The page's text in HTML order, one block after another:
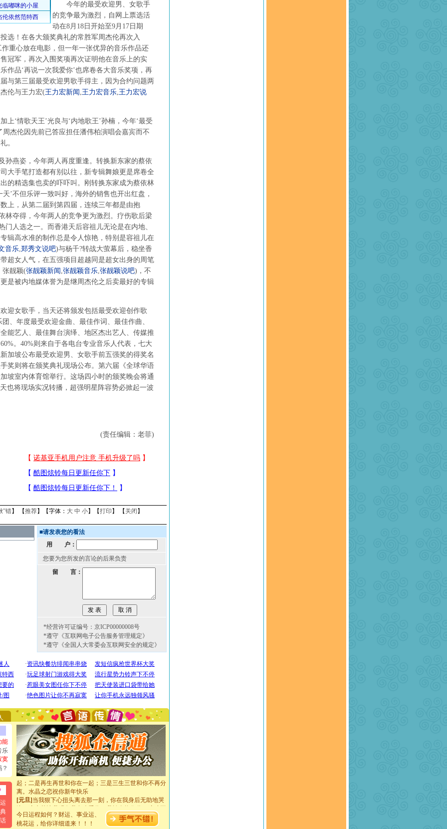
今年的最受欢迎男、女歌手
的竞争最为激烈，自网上票选活
动在8月18日开始至9月17日期
选！在各大颁奖典礼的常胜军周杰伦再次入
重心放在电影，但一年一张优异的音乐作品还
冠军，再次入围奖项再次证明他在音乐上的实
作品‘再说一次我爱你’也席卷各大音乐奖项，再
与第三届最受欢迎男歌手得主，因为合约问题两
伦与王力宏(王力宏新闻 ,王力宏音乐,王力宏说
情歌天王’光良与‘内地歌王’孙楠，今年‘最受
杰伦因先前已答应担任潘伟柏演唱会嘉宾而不
。
燕姿，今年两人再度重逢。转换新东家的蔡依
大手笔打造都有别以往，新专辑舞娘更是席卷全
的精选集也卖的吓吓叫。刚转换东家成为蔡依林
’不但乐评一致叫好，海外的销售也开出红盘，
上，从第二届到第四届，连续三年都是由抱
林夺得，今年两人的竞争更为激烈。疗伤歌后梁
门人选之一。而香港天后容祖儿无论是在内地、
辑高水准的制作总是令人惊艳，特别是容祖儿在
音乐,郑秀文说吧)与杨千?转战大萤幕后，稳坐香
超女人气，在五强项目超越同是超女出身的周笔
张靓颖(张靓颖新闻 ,张靓颖音乐,张靓颖说吧) ，不
是被内地媒体誉为是继周杰伦之后卖最好的专辑
女歌手，当天还将颁发包括最受欢迎创作歌
、年度最受欢迎金曲、最佳作词、最佳作曲、
能艺人、最佳舞台演绎、地区杰出艺人、传媒推
。40%则来自于各电台专业音乐人代表，七大
加坡公布最受欢迎男、女歌手前五强奖的得奖名
奖则将在颁奖典礼现场公布。第六届《全球华语
坡室内体育馆举行。这场四小时的颁奖晚会将通
也将现场实况转播，超强明星阵容势必掀起一波
(责任编辑：老菲)
”错】 【推荐】【字体： 大 中 小】【打印 】 【 关闭 】
■请发表您的看法
用 户：
您要为您所发的言论的后果负责
留 言：
*经营许可证编号：京ICP00000008号
*遵守《互联网电子公告服务管理规定》
*遵守《全国人大常委会互联网安全的规定》
能
乐
寞
[圣诞节]圣诞节到了，想想没什么送给你的，又不打算给
你太多，只有给你五千万：千万快乐！千万要健康！千万
[圣诞节]不只这样的日子才会想起你,而是这样的日子才
能正大光明地骚扰你,告诉你,圣诞要快乐!新年要快乐!天
天都要快乐噢!
[圣诞节]奉上一颗祝福的心,在这个特别的日子里,愿幸福,
如意,快乐,鲜花,一切美好的祝愿与你同在.圣诞快乐!
[元旦]看到你我会触电；看不到你我要充电；没有你我会
断电。爱你是我职业，想你是我事业，抱你是我特长，吻
你是我专业！水晶之恋祝你新年快乐
[元旦]如果上天让我许三个愿望，一是今生今世和你在一
起；二是再生再世和你在一起；三是三生三世和你不再分
离。水晶之恋祝你新年快乐
[元旦]当我狠下心扭头离去那一刻，你在我身后无助地哭
泣，这痛楚让我明白我多么爱你。我转身抱住你：这猪不
[春节]风柔雨润好月圆，半岛铁盒伴身边，每日尽显开心
颜！冬去春来似水如烟，劳碌人生需尽欢！听一曲轻歌，
今日运程如何？财运、事业运、
桃花运，给你详细道来！！！